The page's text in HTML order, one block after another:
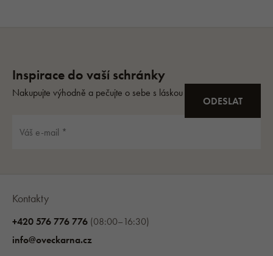
Kontakty
+420 576 776 776 (08:00–16:30)
info@oveckarna.cz